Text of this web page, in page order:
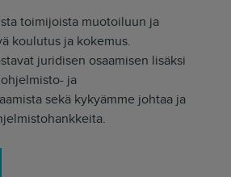
toimijoista muotoiluun ja
koulutus ja kokemus.
juridisen osaamisen lisäksi
ja
sekä kykyämme johtaa ja